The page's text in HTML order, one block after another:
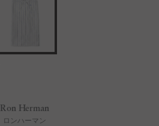
Ron Herman
ロンハーマン